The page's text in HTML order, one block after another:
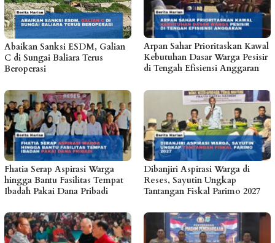
Abaikan Sanksi ESDM, Galian
C di Sungai Baliara Terus
Beroperasi
Arpan Sahar Prioritaskan Kawal
Kebutuhan Dasar Warga Pesisir
di Tengah Efisiensi Anggaran
Fhatia Serap Aspirasi Warga
hingga Bantu Fasilitas Tempat
Ibadah Pakai Dana Pribadi
Dibanjiri Aspirasi Warga di
Reses, Sayutin Ungkap
Tantangan Fiskal Parimo 2027